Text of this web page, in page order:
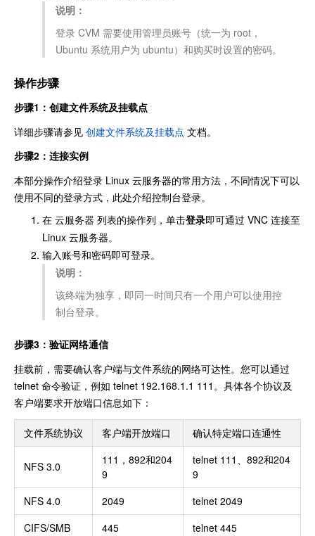
说明：
登录 CVM 需要使用管理员账号（统一为 root，
Ubuntu 系统用户为 ubuntu）和购买时设置的密码。
操作步骤
步骤1：创建文件系统及挂载点
详细步骤请参见 创建文件系统及挂载点 文档。
步骤2：连接实例
本部分操作介绍登录 Linux 云服务器的常用方法，不同情况下可以
使用不同的登录方式，此处介绍控制台登录。
在 云服务器 列表的操作列，单击登录即可通过 VNC 连接至
Linux 云服务器。
输入账号和密码即可登录。
说明：
该终端为独享，即同一时间只有一个用户可以使用控
制台登录。
步骤3：验证网络通信
挂载前，需要确认客户端与文件系统的网络可达性。您可以通过
telnet 命令验证，例如 telnet 192.168.1.1 111。具体各个协议及
客户端要求开放端口信息如下：
文件系统协议 客户端开放端口 确认特定端口连通性
NFS 3.0
111，892和204
9
telnet 111、892和204
9
NFS 4.0
2049
telnet 2049
CIFS/SMB
445
telnet 445